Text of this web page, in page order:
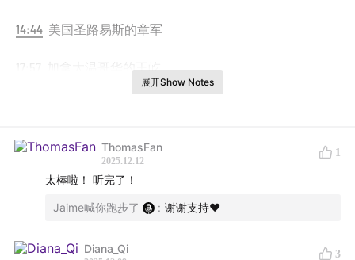
14:44 美国圣路易斯的章军
加拿大温哥华的王屹
31:48澳大利亚墨尔本的阿锋
美国波士顿的小语春风
展开Show Notes
ThomasFan
2025.12.12
1
太棒啦！ 听完了！
Jaime喊你跑步了 : 谢谢支持❤️
Diana_Qi 3